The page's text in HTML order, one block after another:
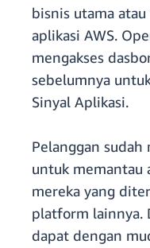
bisnis utama
aplikasi AWS.
mengakses
sebelumnya
Sinyal Aplikasi.
Pelanggan sudah
untuk memantau
mereka yang
platform lainnya.
dapat dengan